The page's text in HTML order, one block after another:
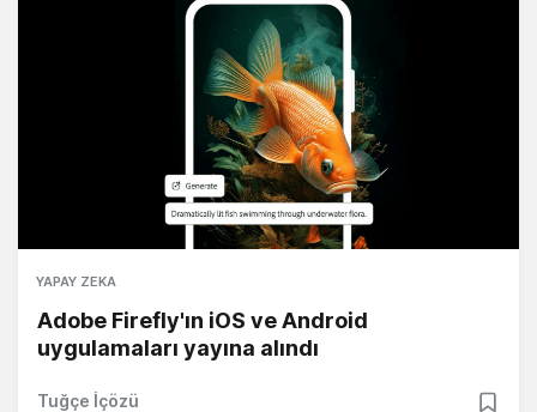
YAPAY ZEKA
Adobe Firefly'ın iOS ve Android
uygulamaları yayına alındı
Tuğçe İçözü